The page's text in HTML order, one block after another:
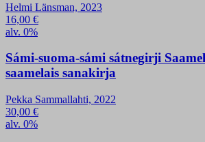
Helmi Länsman, 2023
16,00 €
alv. 0%
Sámi-suoma-sámi sátnegirji
saamelais sanakirja
Pekka Sammallahti, 2022
30,00 €
alv. 0%